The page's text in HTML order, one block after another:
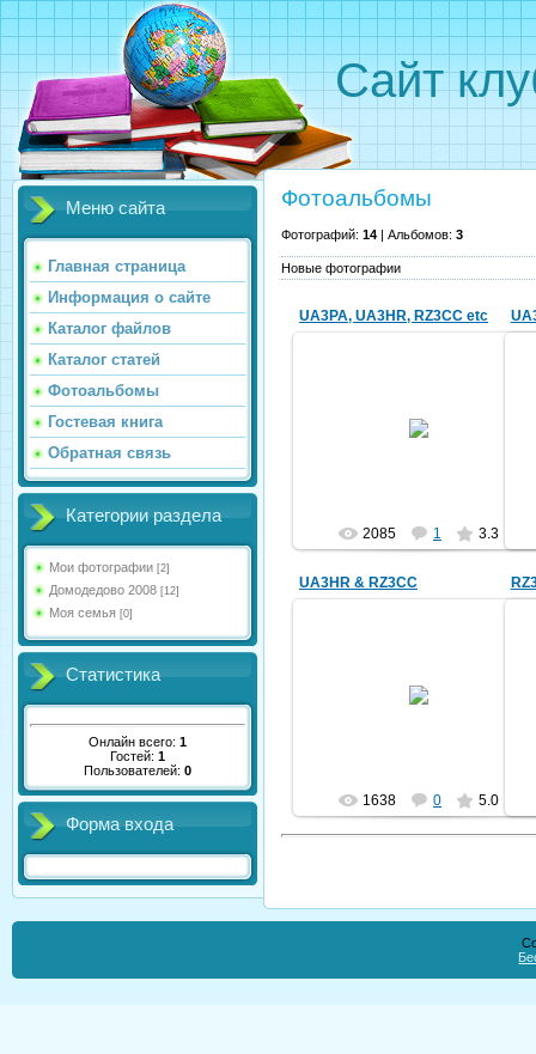
Сайт
Меню сайта
Главная страница
Информация о сайте
Каталог файлов
Каталог статей
Фотоальбомы
Гостевая книга
Обратная связь
Категории раздела
Мои фотографии [2]
Домодедово 2008 [12]
Моя семья [0]
Статистика
Онлайн всего: 1
Гостей: 1
Пользователей: 0
Форма входа
Фотоальбомы
Фотографий: 14 | Альбомов: 3
Новые фотографии
UA3PA, UA3HR, RZ3CC etc
2085 1 3.3
UA3HR & RZ3CC
1638 0 5.0